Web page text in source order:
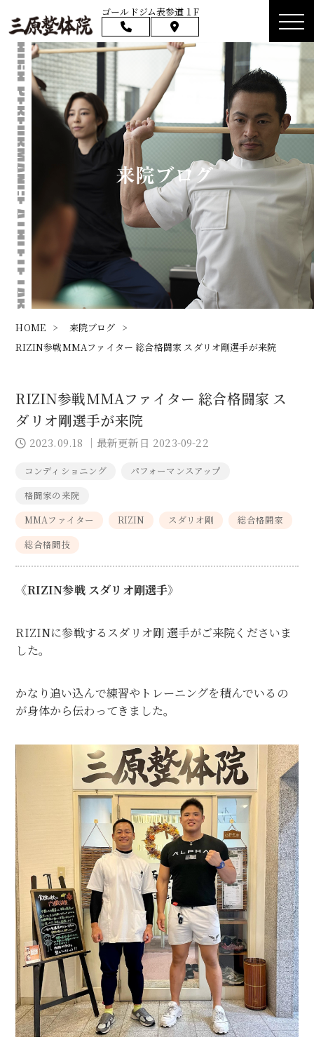
ゴールドジム表参道１F
来院ブログ
HOME > 来院ブログ >
RIZIN参戦MMAファイター 総合格闘家 スダリオ剛選手が来院
RIZIN参戦MMAファイター 総合格闘家 ス
ダリオ剛選手が来院
2023.09.18 ｜最新更新日 2023-09-22
コンディショニング
パフォーマンスアップ
格闘家の来院
MMAファイター
RIZIN スダリオ剛
総合格闘家
総合格闘技
《RIZIN参戦 スダリオ剛選手》
RIZINに参戦するスダリオ剛 選手がご来院くださいま
した。
かなり追い込んで練習やトレーニングを積んでいるの
が身体から伝わってきました。